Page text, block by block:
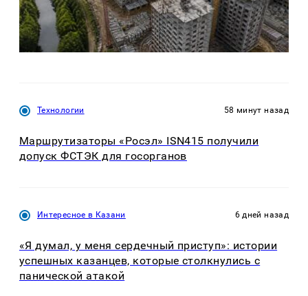
Технологии 58 минут назад
Маршрутизаторы «Росэл» ISN415 получили
допуск ФСТЭК для госорганов
Интересное в Казани 6 дней назад
«Я думал, у меня сердечный приступ»: истории
успешных казанцев, которые столкнулись с
панической атакой